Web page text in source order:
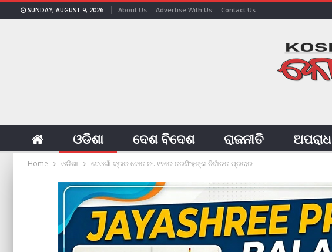
SUNDAY, AUGUST 9, 2026 About Us Advertise With Us Contact Us
ଓଡିଶା ଦେଶ ବିଦେଶ ରାଜନୀତି ଅପରାଧ
Home ଓଡିଶା ଦେଓଗାଁ ବ୍ଲକ ଜୋନ ନଂ. ୧୨ରେ ନରସିଂହଙ୍କ ନିର୍ବାଚନ ପ୍ରଚାର